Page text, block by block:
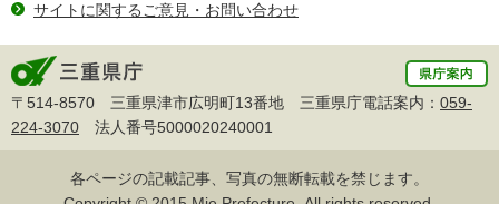
サイトに関するご意見・お問い合わせ
〒514-8570 三重県津市広明町13番地 三重県庁電話案内： 059-
224-3070 法人番号5000020240001
各ページの記載記事、写真の無断転載を禁じます。